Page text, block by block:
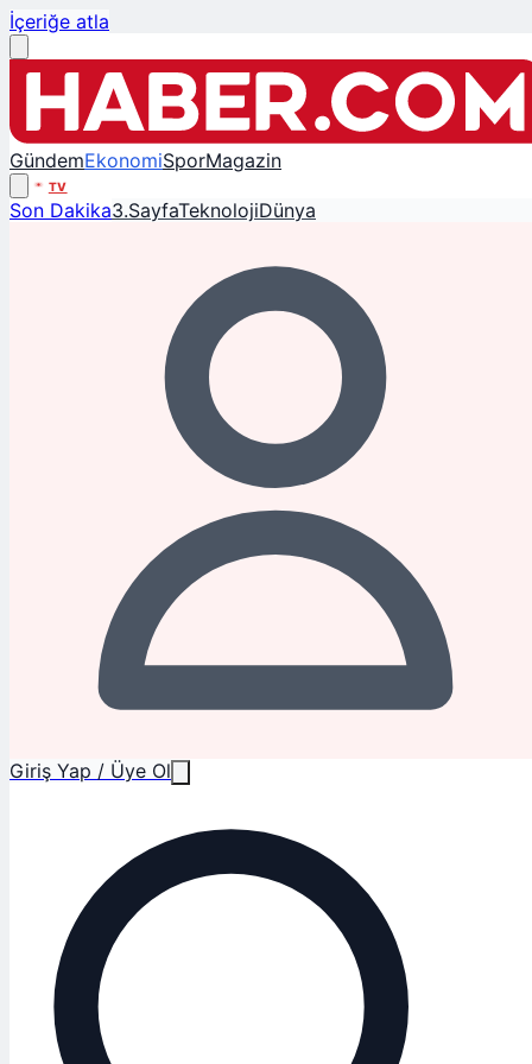
İçeriğe atla
GündemEkonomiSporMagazin
TV
Son Dakika3.SayfaTeknolojiDünya
Giriş Yap / Üye Ol